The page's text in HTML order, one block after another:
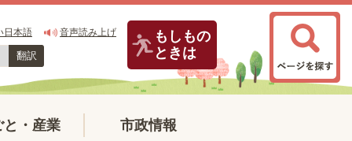
日本語 音声読み上げ
翻訳
もしもの
ときは
と・産業 市政情報